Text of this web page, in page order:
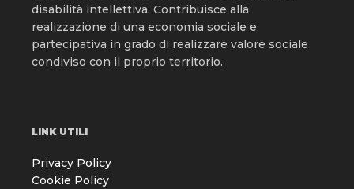
disabilità intellettiva. Contribuisce alla
realizzazione di una economia sociale e
partecipativa in grado di realizzare valore sociale
condiviso con il proprio territorio.
LINK UTILI
Privacy Policy
Cookie Policy